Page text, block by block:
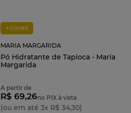
+cores
MARIA MARGARIDA
Pó Hidratante de Tapioca - Maria
Margarida
A partir de
R$ 69,26no PIX à vista
(ou em até 3x R$ 34,30)